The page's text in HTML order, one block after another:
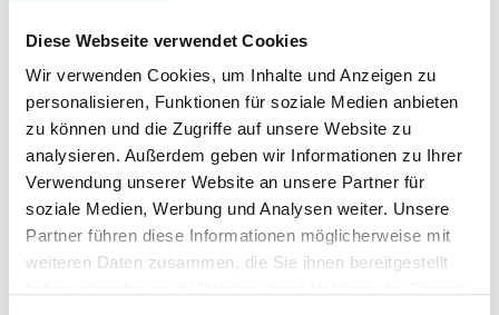
Diese Webseite verwendet Cookies
Wir verwenden Cookies, um Inhalte und Anzeigen zu
personalisieren, Funktionen für soziale Medien anbieten
zu können und die Zugriffe auf unsere Website zu
analysieren. Außerdem geben wir Informationen zu Ihrer
Verwendung unserer Website an unsere Partner für
soziale Medien, Werbung und Analysen weiter. Unsere
Partner führen diese Informationen möglicherweise mit
weiteren Daten zusammen, die Sie ihnen bereitgestellt
bei denen Sichtbarkeit wichtig ist.
Ausgestattet mit 7 Normierungen.
Preisempfehlung from
€ 344,73
Exkl. MwSt.
ANGEBOT